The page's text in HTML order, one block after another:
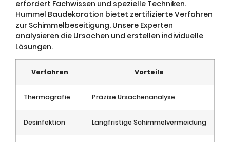
erfordert Fachwissen und spezielle Techniken.
Hummel Baudekoration bietet zertifizierte Verfahren
zur Schimmelbeseitigung. Unsere Experten
analysieren die Ursachen und erstellen individuelle
Lösungen.
Verfahren Vorteile
Thermografie Präzise Ursachenanalyse
Desinfektion Langfristige Schimmelvermeidung